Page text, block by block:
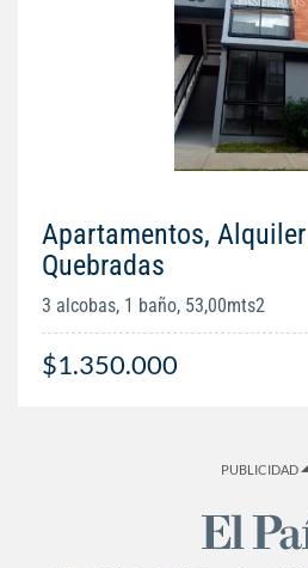
Apartamentos,
Quebradas
3 alcobas, 1 baño, 53,00mts2
$1.350.000
PUBLICIDAD